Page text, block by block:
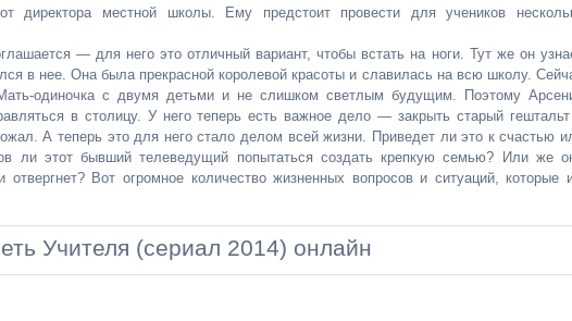
директора местной школы. Ему предстоит провести для учеников
— для него это отличный вариант, чтобы встать на ноги. Тут же он
в нее. Она была прекрасной королевой красоты и славилась на всю школу.
одиночка с двумя детьми и не слишком светлым будущим. Поэтому
в столицу. У него теперь есть важное дело — закрыть старый
А теперь это для него стало делом всей жизни. Приведет ли это к счастью
ли этот бывший телеведущий попытаться создать крепкую семью? Или же
Вот огромное количество жизненных вопросов и ситуаций, которые
Учителя (сериал 2014) онлайн